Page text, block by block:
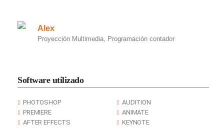
Alex
Proyección Multimedia, Programación contador
Software utilizado
PHOTOSHOP
PREMIERE
AFTER EFFECTS
AUDITION
ANIMATE
KEYNOTE